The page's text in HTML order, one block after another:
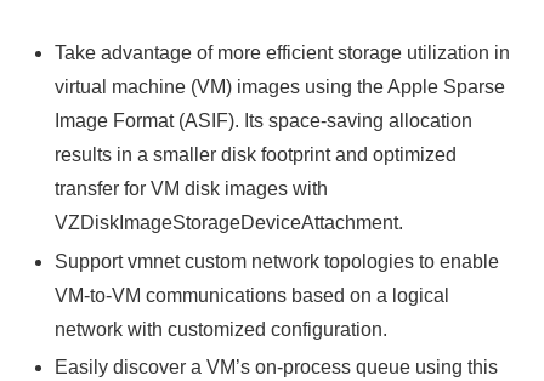
Take advantage of more efficient storage utilization in
virtual machine (VM) images using the Apple Sparse
Image Format (ASIF). Its space-saving allocation
results in a smaller disk footprint and optimized
transfer for VM disk images with
VZDiskImageStorageDeviceAttachment.
Support vmnet custom network topologies to enable
VM-to-VM communications based on a logical
network with customized configuration.
Easily discover a VM’s on-process queue using this